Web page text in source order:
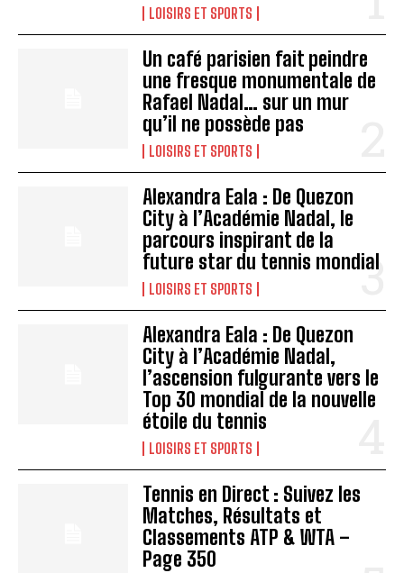
LOISIRS ET SPORTS
Un café parisien fait peindre
une fresque monumentale de
Rafael Nadal… sur un mur
qu’il ne possède pas
LOISIRS ET SPORTS
Alexandra Eala : De Quezon
City à l’Académie Nadal, le
parcours inspirant de la
future star du tennis mondial
LOISIRS ET SPORTS
Alexandra Eala : De Quezon
City à l’Académie Nadal,
l’ascension fulgurante vers le
Top 30 mondial de la nouvelle
étoile du tennis
LOISIRS ET SPORTS
Tennis en Direct : Suivez les
Matches, Résultats et
Classements ATP & WTA –
Page 350